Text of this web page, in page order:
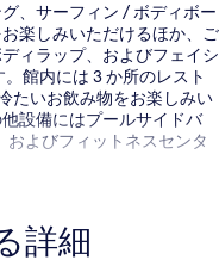
、サーフィン / ボディボー
楽しみいただけるほか、ご
ィラップ、およびフェイシ
館内には 3 か所のレスト
たいお飲み物をお楽しみい
設備にはプールサイドバ
よびフィットネスセンタ
詳細